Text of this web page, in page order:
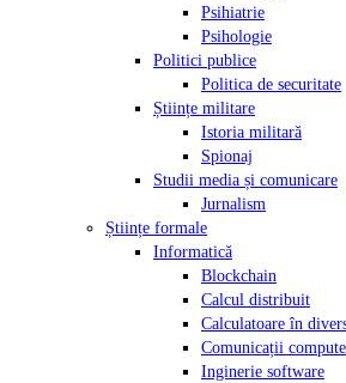
Psihiatrie
Psihologie
Politici publice
Politica de securitate
Științe militare
Istoria militară
Spionaj
Studii media și comunicare
Jurnalism
Științe formale
Informatică
Blockchain
Calcul distribuit
Calculatoare în
Comunicații
Inginerie software